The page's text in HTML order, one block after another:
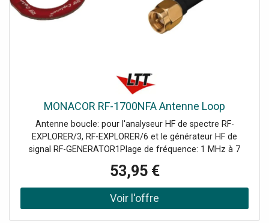
MONACOR RF-1700NFA Antenne Loop
Antenne boucle: pour l'analyseur HF de spectre RF-
EXPLORER/3, RF-EXPLORER/6 et le générateur HF de
signal RF-GENERATOR1Plage de fréquence: 1 MHz à 7
passante: 1-7000 MHz, Longueur totale: 160 mm, Poids:
12 g, Branchements: SMA
53,95 €